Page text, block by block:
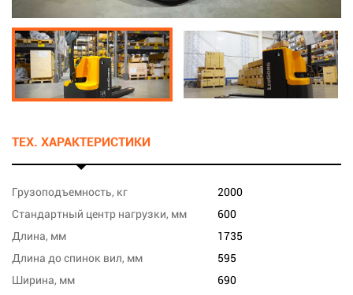
ТЕХ. ХАРАКТЕРИСТИКИ
Грузоподъемность, кг
2000
Стандартный центр нагрузки, мм
600
Длина, мм
1735
Длина до спинок вил, мм
595
Ширина, мм
690